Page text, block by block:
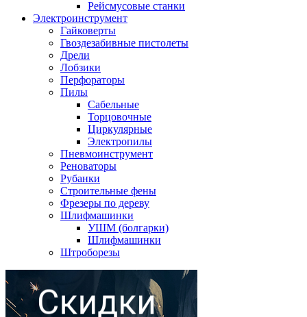
Рейсмусовые станки
Электроинструмент
Гайковерты
Гвоздезабивные пистолеты
Дрели
Лобзики
Перфораторы
Пилы
Сабельные
Торцовочные
Циркулярные
Электропилы
Пневмоинструмент
Реноваторы
Рубанки
Строительные фены
Фрезеры по дереву
Шлифмашинки
УШМ (болгарки)
Шлифмашинки
Штроборезы